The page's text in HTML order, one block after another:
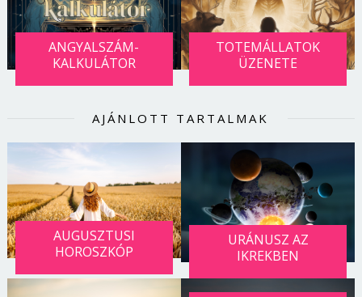
ANGYALSZÁM-
KALKULÁTOR
TOTEMÁLLATOK
ÜZENETE
AJÁNLOTT TARTALMAK
AUGUSZTUSI
HOROSZKÓP
URÁNUSZ AZ
IKREKBEN